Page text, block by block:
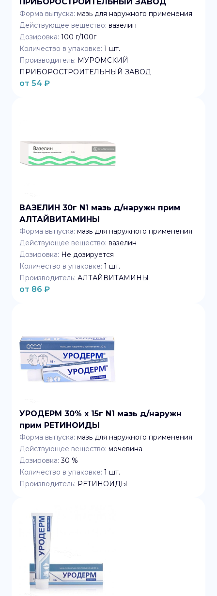
Форма выпуска: мазь для наружного применения
Действующее вещество: вазелин
Дозировка: 100 г/100г
Количество в упаковке: 1 шт.
Производитель: МУРОМСКИЙ
ПРИБОРОСТРОИТЕЛЬНЫЙ ЗАВОД
от 54 ₽
ВАЗЕЛИН 30г N1 мазь д/наружн прим
АЛТАЙВИТАМИНЫ
Форма выпуска: мазь для наружного применения
Действующее вещество: вазелин
Дозировка: Не дозируется
Количество в упаковке: 1 шт.
Производитель: АЛТАЙВИТАМИНЫ
от 86 ₽
УРОДЕРМ 30% x 15г N1 мазь д/наружн
прим РЕТИНОИДЫ
Форма выпуска: мазь для наружного применения
Действующее вещество: мочевина
Дозировка: 30 %
Количество в упаковке: 1 шт.
Производитель: РЕТИНОИДЫ